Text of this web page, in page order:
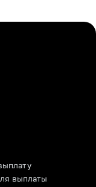
выплаты